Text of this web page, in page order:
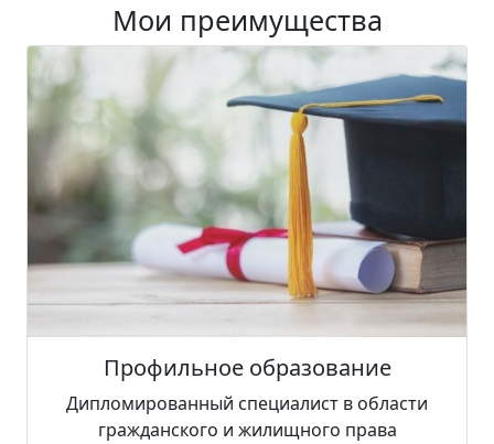
Мои преимущества
Профильное образование
Дипломированный специалист в области
гражданского и жилищного права